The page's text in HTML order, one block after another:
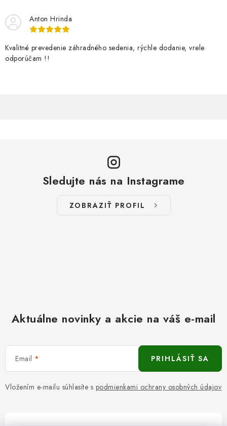
Anton Hrinda
Kvalitné prevedenie záhradného sedenia, rýchle dodanie, vrele
odporúčam !!
Sledujte nás na Instagrame
ZOBRAZIŤ PROFIL
Aktuálne novinky a akcie na váš e-mail
Email
Vložením e-mailu súhlasíte s podmienkami ochrany osobných údajov
PRIHLÁSIŤ SA